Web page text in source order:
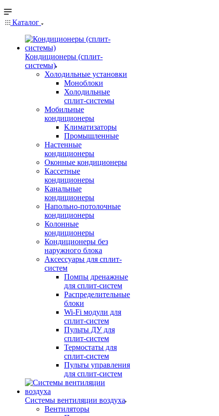
Каталог
Кондиционеры (сплит-
системы)
Холодильные установки
Моноблоки
Холодильные
сплит-системы
Мобильные
кондиционеры
Климатизаторы
Промышленные
Настенные
кондиционеры
Оконные кондиционеры
Кассетные
кондиционеры
Канальные
кондиционеры
Напольно-потолочные
кондиционеры
Колонные
кондиционеры
Кондиционеры без
наружного блока
Аксессуары для сплит-
систем
Помпы дренажные
для сплит-систем
Распределительные
блоки
Wi-Fi модули для
сплит-систем
Пульты ДУ для
сплит-систем
Термостаты для
сплит-систем
Пульты управления
для сплит-систем
Системы вентиляции воздуха
Вентиляторы